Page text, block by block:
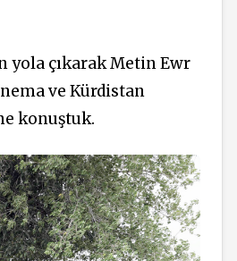
yola çıkarak Metin Ewr
ve Kürdistan
konuştuk.